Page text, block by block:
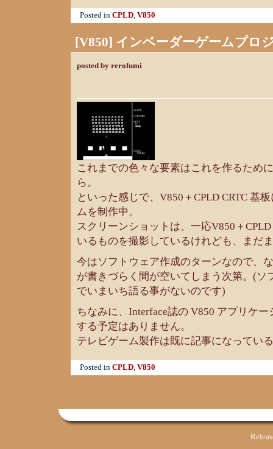
Posted in CPLD, V850
[V850] インベーダーゲームプロ
posted by rerofumi
これまでの色々な要素はこれを作るため
ら。
といった感じで、V850＋CPLD CRTC 基
ムを制作中。
スクリーンショットは、一応V850＋
いるものを撮影しているけれども、まだ
今はソフトウェア作成のターンなので、
が書きづらく間が空いてしまう次第。(ソ
でいまいち語る事がないのです)
ちなみに、Interface誌の V850 アプリケ
する予定はありません。
テレビゲーム製作は既に記事になってい
Posted in CPLD, V850